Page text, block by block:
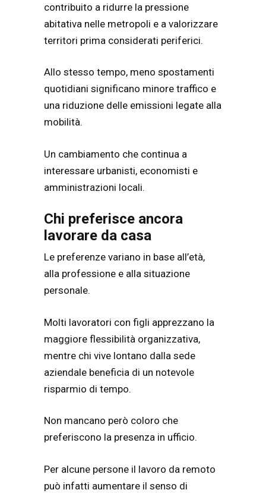
contribuito a ridurre la pressione
abitativa nelle metropoli e a valorizzare
territori prima considerati periferici.
Allo stesso tempo, meno spostamenti
quotidiani significano minore traffico e
una riduzione delle emissioni legate alla
mobilità.
Un cambiamento che continua a
interessare urbanisti, economisti e
amministrazioni locali.
Chi preferisce ancora
lavorare da casa
Le preferenze variano in base all’età,
alla professione e alla situazione
personale.
Molti lavoratori con figli apprezzano la
maggiore flessibilità organizzativa,
mentre chi vive lontano dalla sede
aziendale beneficia di un notevole
risparmio di tempo.
Non mancano però coloro che
preferiscono la presenza in ufficio.
Per alcune persone il lavoro da remoto
può infatti aumentare il senso di